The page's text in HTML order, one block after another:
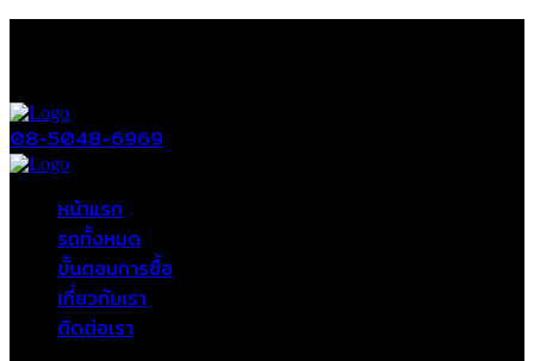
08-5048-6969
หน้าแรก
รถทั้งหมด
ขั้นตอนการซื้อ
เกี่ยวกับเรา
ติดต่อเรา